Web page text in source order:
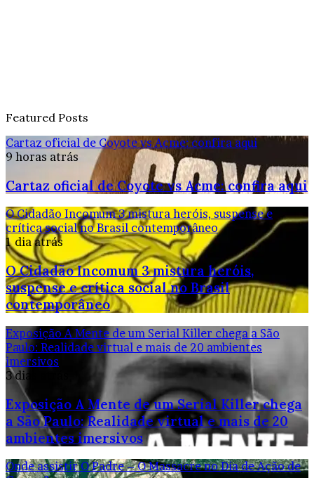
Featured Posts
Cartaz oficial de Coyote vs Acme: confira aqui
9 horas atrás
Cartaz oficial de Coyote vs Acme: confira aqui
O Cidadão Incomum 3 mistura heróis, suspense e
crítica social no Brasil contemporâneo
1 dia atrás
O Cidadão Incomum 3 mistura heróis,
suspense e crítica social no Brasil
contemporâneo
Exposição A Mente de um Serial Killer chega a São
Paulo: Realidade virtual e mais de 20 ambientes
imersivos
3 dias atrás
Exposição A Mente de um Serial Killer chega
a São Paulo: Realidade virtual e mais de 20
ambientes imersivos
Onde assistir O Padre – O Massacre no Dia de Ação de